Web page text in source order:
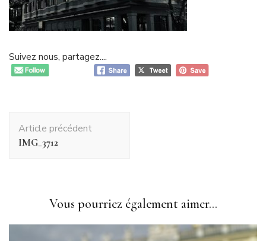
Suivez nous, partagez....
d'article
Article précédent
IMG_3712
Vous pourriez également aimer...